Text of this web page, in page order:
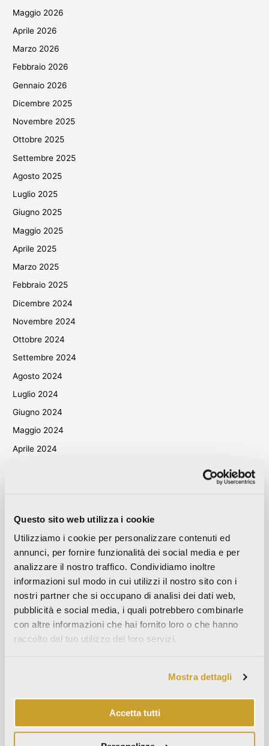
Questo sito web utilizza i cookie
Utilizziamo i cookie per personalizzare contenuti ed
annunci, per fornire funzionalità dei social media e per
analizzare il nostro traffico. Condividiamo inoltre
informazioni sul modo in cui utilizzi il nostro sito con i
nostri partner che si occupano di analisi dei dati web,
pubblicità e social media, i quali potrebbero combinarle
con altre informazioni che hai fornito loro o che hanno
raccolto dal tuo utilizzo dei loro servizi.
Mostra dettagli
Accetta tutti
Maggio 2026
Aprile 2026
Marzo 2026
Febbraio 2026
Gennaio 2026
Dicembre 2025
Novembre 2025
Ottobre 2025
Settembre 2025
Agosto 2025
Luglio 2025
Giugno 2025
Maggio 2025
Aprile 2025
Marzo 2025
Febbraio 2025
Dicembre 2024
Novembre 2024
Ottobre 2024
Settembre 2024
Agosto 2024
Luglio 2024
Giugno 2024
Maggio 2024
Aprile 2024
Maggio 2023
Aprile 2023
Settembre 2022
Marzo 2022
Ottobre 2021
Settembre 2021
Agosto 2021
Novembre 2019